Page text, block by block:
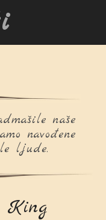
naše
navođene
ljude.
King